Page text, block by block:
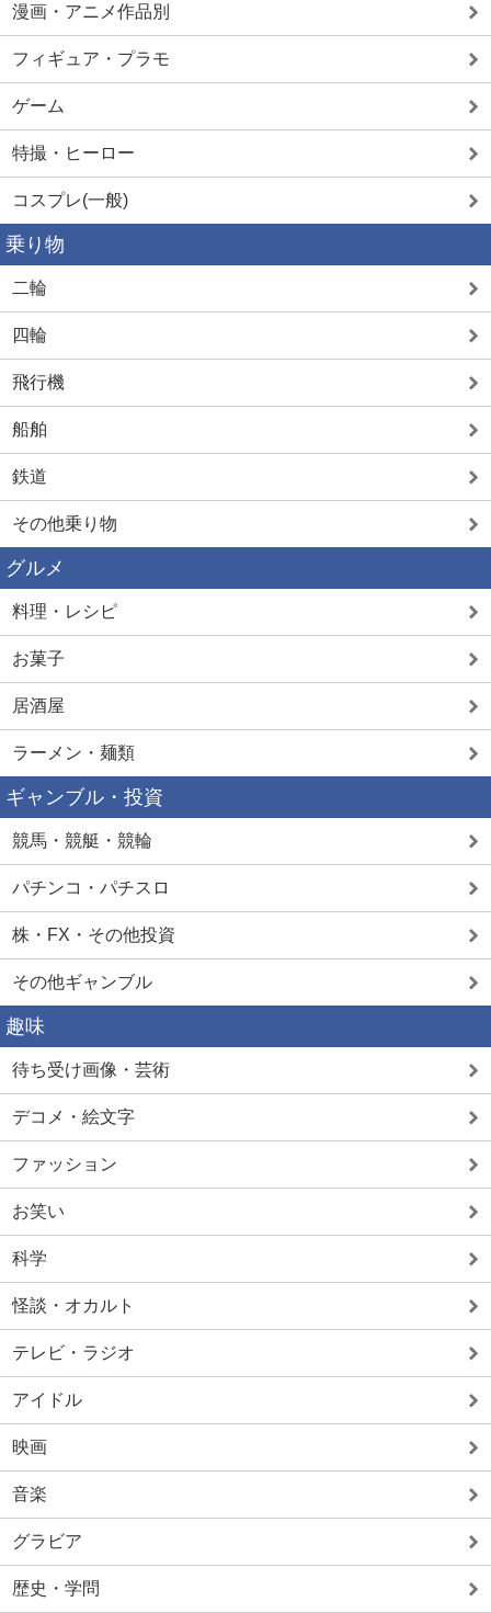
漫画・アニメ作品別
フィギュア・プラモ
ゲーム
特撮・ヒーロー
コスプレ(一般)
乗り物
二輪
四輪
飛行機
船舶
鉄道
その他乗り物
グルメ
料理・レシピ
お菓子
居酒屋
ラーメン・麺類
ギャンブル・投資
競馬・競艇・競輪
パチンコ・パチスロ
株・FX・その他投資
その他ギャンブル
趣味
待ち受け画像・芸術
デコメ・絵文字
ファッション
お笑い
科学
怪談・オカルト
テレビ・ラジオ
アイドル
映画
音楽
グラビア
歴史・学問